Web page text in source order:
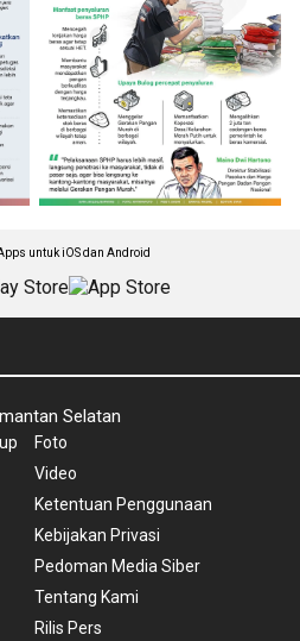
untuk iOS dan Android
Selatan
Foto
Video
Ketentuan Penggunaan
Kebijakan Privasi
Pedoman Media Siber
Tentang Kami
Rilis Pers